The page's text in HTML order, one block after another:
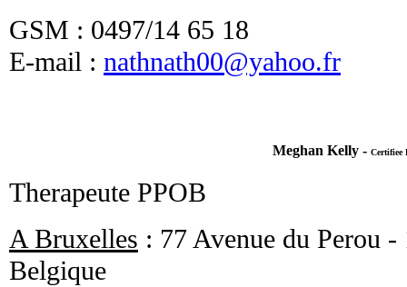
GSM : 0497/14 65 18
E-mail : nathnath00@yahoo.fr
Meghan Kelly - Certifiee
Therapeute PPOB
A Bruxelles : 77 Avenue du Perou
Belgique